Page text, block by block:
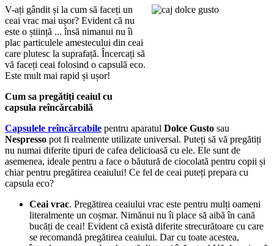
V-ați gândit și la cum să faceți un
ceai vrac mai ușor? Evident că nu
este o știință ... însă nimanui nu îi
plac particulele amestecului din ceai
care plutesc la suprafață. Încercați să
vă faceți ceai folosind o capsulă eco.
Este mult mai rapid și ușor!
Cum sa pregătiți ceaiul cu
capsula reîncărcabilă
Capsulele reîncărcabile pentru aparatul Dolce Gusto sau
Nespresso pot fi realmente utilizate universal. Puteți să vă pregătiți
nu numai diferite tipuri de cafea delicioasă cu ele. Ele sunt de
asemenea, ideale pentru a face o băutură de ciocolată pentru copii și
chiar pentru pregătirea ceaiului! Ce fel de ceai puteți prepara cu
capsula eco?
Ceai vrac. Pregătirea ceaiului vrac este pentru mulți oameni
literalmente un coșmar. Nimănui nu îi place să aibă în cană
bucăți de ceai! Evident că există diferite strecurătoare cu care
se recomandă pregătirea ceaiului. Dar cu toate acestea,